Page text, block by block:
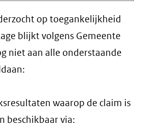
op toegankelijkheid
blijkt volgens Gemeente
niet aan alle onderstaande
waarop de claim is
beschikbaar via: